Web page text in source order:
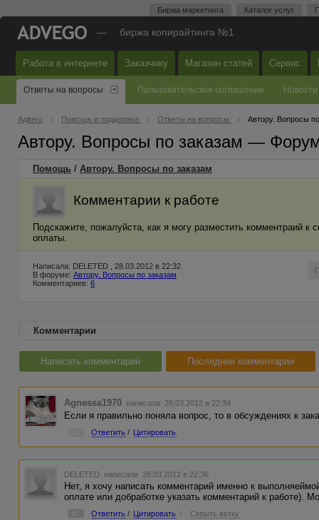
Биржа маркетинга Каталог услуг
— биржа копирайтинга №1
Работа в интернете Заказчику Магазин статей Сервис
Ответы на вопросы Пользовательское соглашение Новости
Адвего Помощь и поддержка Ответы на вопросы Автору. Вопросы
Автору. Вопросы по заказам —
Помощь / Автору. Вопросы по заказам
Комментарии к работе
Подскажите, пожалуйста, как я могу разместить комментраий к
оплаты.
Написала: DELETED , 28.03.2012 в 22:32
В форуме: Автору. Вопросы по заказам
Комментариев: 6
Комментарии
Написать комментарий Последние комментарии
Agnessa1970 написала 28.03.2012 в 22:34
Если я правильно поняла вопрос, то в обсуждениях к
Ответить / Цитировать
DELETED написала 28.03.2012 в 22:36
Нет, я хочу написать комментарий именно к
оплате или добработке указать комментарий к работе).
Ответить / Цитировать / Скрыть ветку